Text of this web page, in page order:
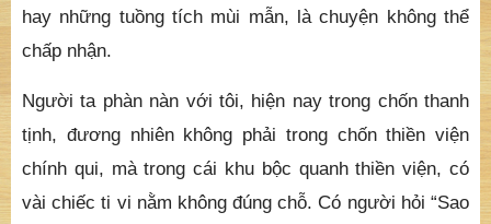
hay những tuồng tích mùi mẫn, là chuyện không thể
chấp nhận.
Người ta phàn nàn với tôi, hiện nay trong chốn thanh
tịnh, đương nhiên không phải trong chốn thiền viện
chính qui, mà trong cái khu bộc quanh thiền viện, có
vài chiếc ti vi nằm không đúng chỗ. Có người hỏi “Sao